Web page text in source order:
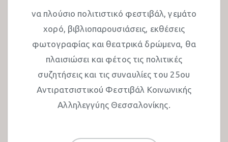
να πλούσιο πολιτιστικό φεστιβάλ, γεμάτο
χορό, βιβλιοπαρουσιάσεις, εκθέσεις
φωτογραφίας και θεατρικά δρώμενα, θα
πλαισιώσει και φέτος τις πολιτικές
συζητήσεις και τις συναυλίες του 25ου
Αντιρατσιστικού Φεστιβάλ Κοινωνικής
Αλληλεγγύης Θεσσαλονίκης.